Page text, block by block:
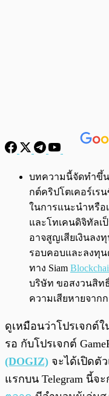
พร้อมเล่น
บทความนี้จัดทำขึ้น
กต์คริปโตเคอร์เร
ในการแนะนำหรือ
และโทเคนดิจิทัลเ
อาจสูญเสียเงินลง
รอบคอบและลงทุ
ทาง Siam
บริษัท ขอสงวนสิท
ความเสียหายจาก
ดูเหมือนว่าโปรเจกต์
รอ กับโปรเจกต์
(DOGIZ) จะได้เปิดตั
แรกบน Telegram นี้จ